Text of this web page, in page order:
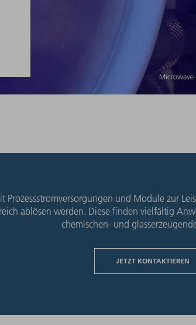
Prozessstromversorgungen und Module zur
ablösen werden. Diese finden vielfältig
chemischen- und
JETZT KONTAKTIEREN